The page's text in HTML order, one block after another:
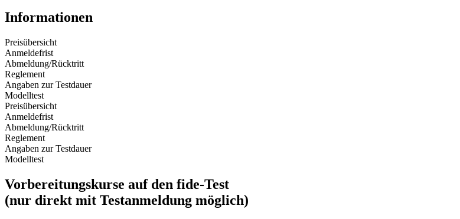
Informationen
Preisübersicht
Anmeldefrist
Abmeldung/Rücktritt
Reglement
Angaben zur Testdauer
Modelltest
Preisübersicht
Anmeldefrist
Abmeldung/Rücktritt
Reglement
Angaben zur Testdauer
Modelltest
Vorbereitungskurse auf den fide-Test
(nur direkt mit Testanmeldung möglich)